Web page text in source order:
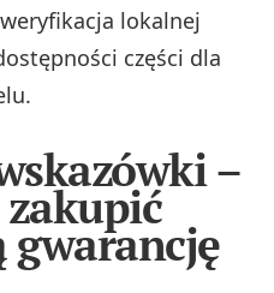
lokalnej
części dla
–
gwarancję